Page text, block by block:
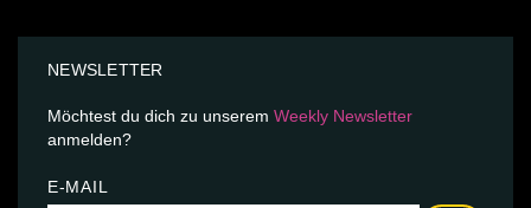
NEWSLETTER
Möchtest du dich zu unserem Weekly Newsletter
anmelden?
E-MAIL